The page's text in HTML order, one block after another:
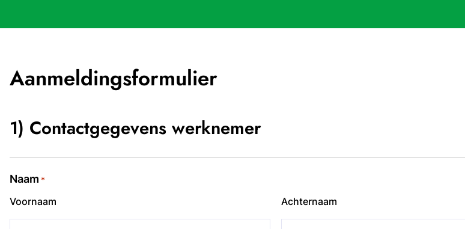
Aanmeldingsformulier
vereiste
velden
1) Contactgegevens werknemer
Naam *
Voornaam Achternaam